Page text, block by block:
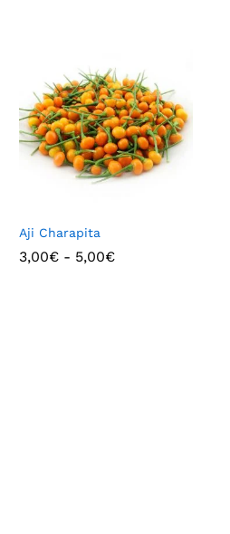
Aji Charapita
3,00€ - 5,00€